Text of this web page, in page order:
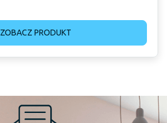
ZOBACZ PRODUKT